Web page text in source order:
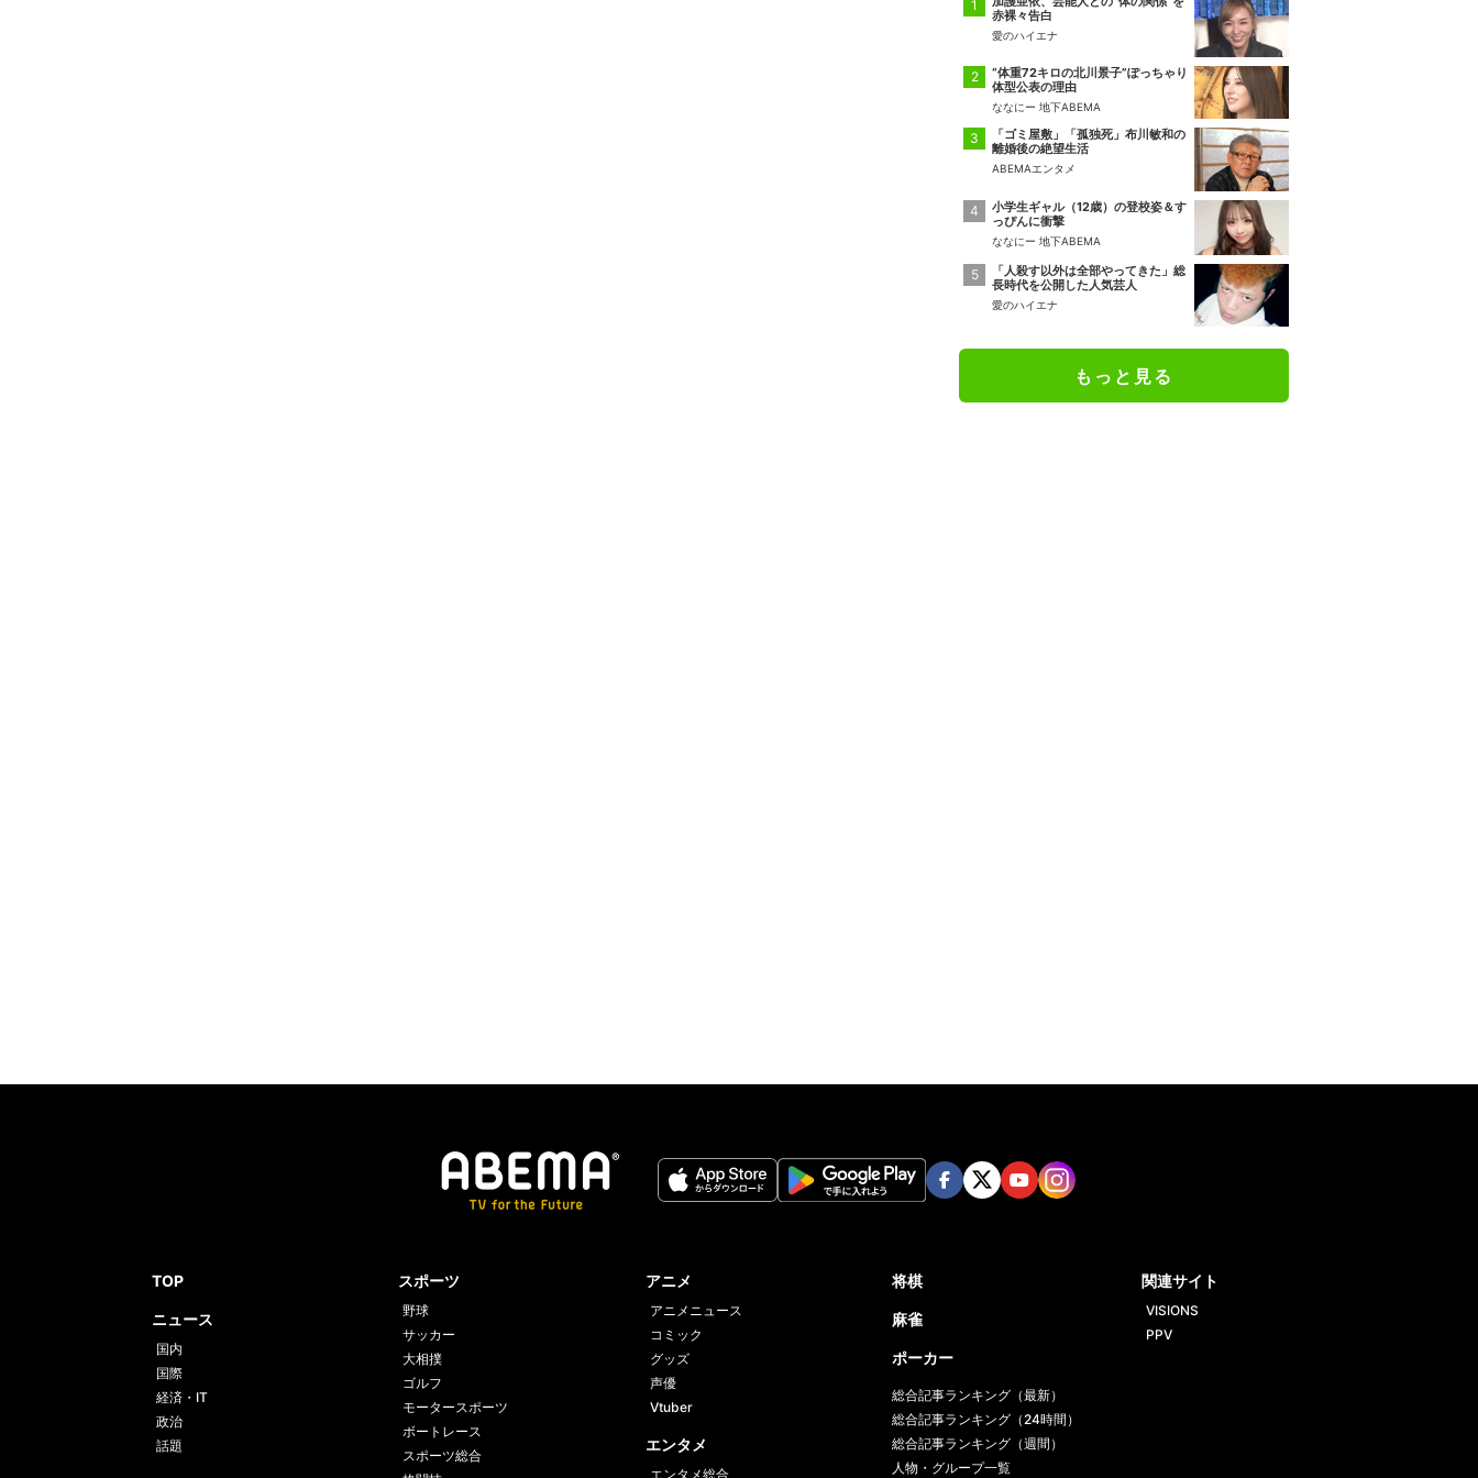
赤裸々告白
愛のハイエナ
“体重72キロの北川景子”ぽっちゃり
体型公表の理由
ななにー 地下ABEMA
「ゴミ屋敷」「孤独死」布川敏和の
離婚後の絶望生活
ABEMAエンタメ
小学生ギャル（12歳）の登校姿＆す
っぴんに衝撃
ななにー 地下ABEMA
「人殺す以外は全部やってきた」総
長時代を公開した人気芸人
愛のハイエナ
もっと見る
TOP
ニュース
国内
国際
経済・IT
政治
話題
スポーツ
野球
サッカー
大相撲
ゴルフ
モータースポーツ
ボートレース
スポーツ総合
アニメ
アニメニュース
コミック
グッズ
声優
Vtuber
エンタメ
エンタメ総合
将棋
麻雀
ポーカー
総合記事ランキング（最新）
総合記事ランキング（24時間）
総合記事ランキング（週間）
人物・グループ一覧
関連サイト
VISIONS
PPV